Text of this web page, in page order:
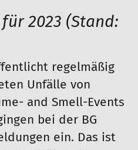
2023 (Stand:
regelmäßig
Unfälle von
and Smell-Events
bei der BG
ein. Das ist